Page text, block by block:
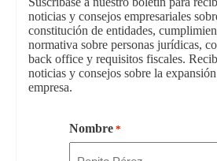
noticias y consejos empresariales
constitución de entidades,
normativa sobre personas jurídicas,
back office y requisitos fiscales.
noticias y consejos sobre la
empresa.
Nombre *